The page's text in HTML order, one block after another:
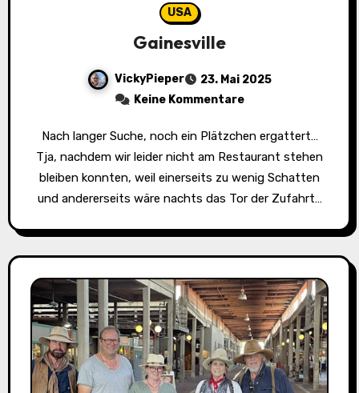
USA
Gainesville
VickyPieper
23. Mai 2025
Keine Kommentare
Nach langer Suche, noch ein Plätzchen ergattert…
Tja, nachdem wir leider nicht am Restaurant stehen
bleiben konnten, weil einerseits zu wenig Schatten
und andererseits wäre nachts das Tor der Zufahrt…